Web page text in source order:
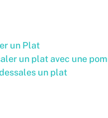
un Plat
un plat avec une
un plat